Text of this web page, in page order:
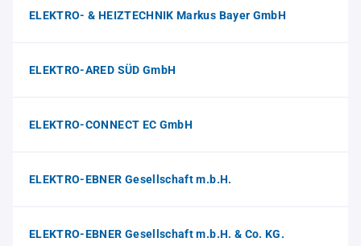
ELEKTRO- & HEIZTECHNIK Markus Bayer GmbH
ELEKTRO-ARED SÜD GmbH
ELEKTRO-CONNECT EC GmbH
ELEKTRO-EBNER Gesellschaft m.b.H.
ELEKTRO-EBNER Gesellschaft m.b.H. & Co. KG.